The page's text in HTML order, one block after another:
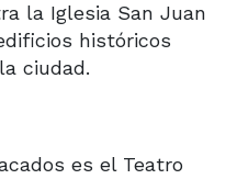
la Iglesia San Juan
históricos
ciudad.
es el Teatro